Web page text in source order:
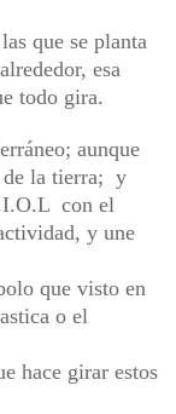
que se planta
esa
todo gira.
aunque
de la tierra; y
con el
y une
que visto en
o el
hace girar estos